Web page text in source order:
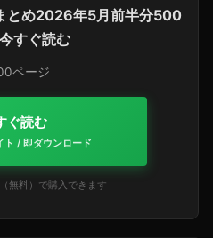
とめ2026年5月前半分500
すぐ読む
ページ
ぐ読む
ト / 即ダウンロード
無料）で購入できます